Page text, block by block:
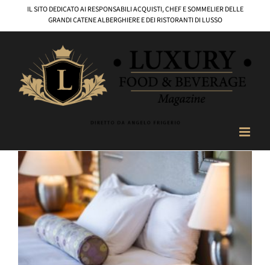
contenuto
IL SITO DEDICATO AI RESPONSABILI ACQUISTI, CHEF E SOMMELIER DELLE
GRANDI CATENE ALBERGHIERE E DEI RISTORANTI DI LUSSO